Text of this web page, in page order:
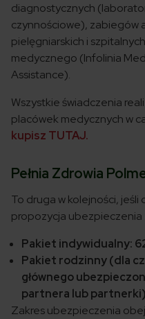
diagnostycznych
czynnościowe), zabiegów
pielęgniarskich i
medycznego (Infolinia
Assistance).
Wszystkie świadczenia
placówek medycznych w
kupisz TUTAJ.
Pełnia Zdrowia
To druga w kolejności, jeśli
propozycja ubezpieczenia
Pakiet indywidualny:
Pakiet rodzinny (dla
głównego
partnera lub
Zakres ubezpieczenia